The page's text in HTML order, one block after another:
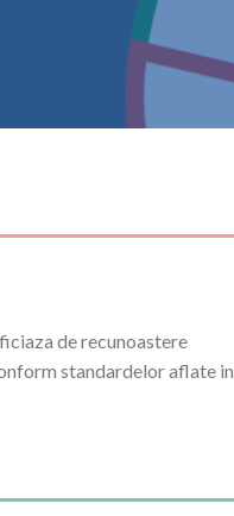
de recunoastere
standardelor aflate in